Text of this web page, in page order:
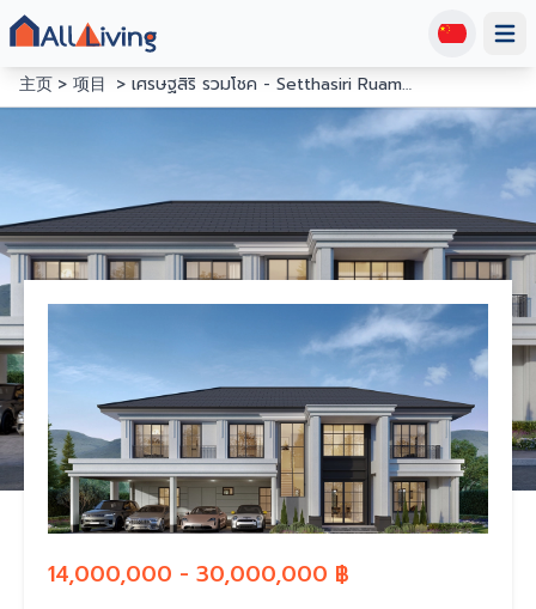
主页
项目 เศรษฐสิริ รวมโชค - Setthasiri Ruamchok
14,000,000 - 30,000,000 ฿